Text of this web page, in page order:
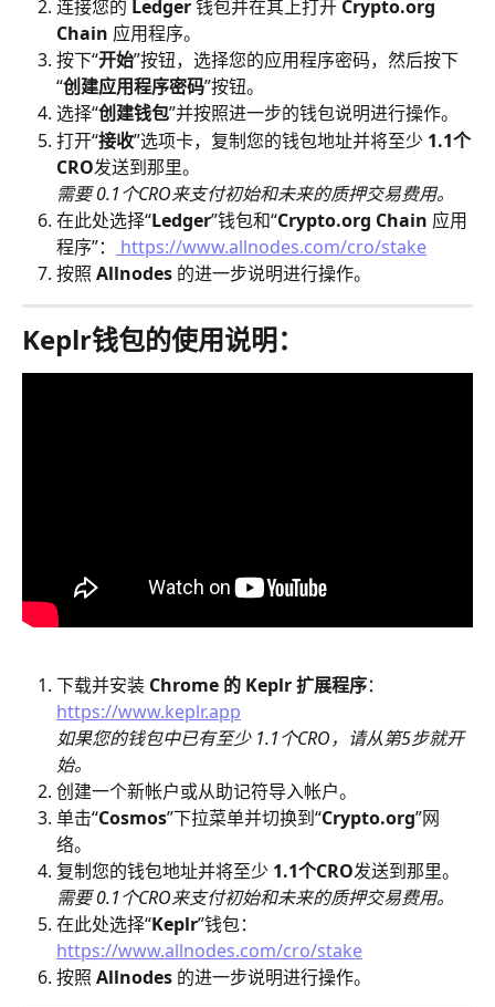
连接您的 Ledger 钱包并在其上打开 Crypto.org
Chain 应用程序。
按下“开始”按钮，选择您的应用程序密码，然后按下
“创建应用程序密码”按钮。
选择“创建钱包”并按照进一步的钱包说明进行操作。
打开“接收”选项卡，复制您的钱包地址并将至少 1.1个
CRO发送到那里。
​需要 0.1个CRO来支付初始和未来的质押交易费用。
在此处选择“Ledger”钱包和“Crypto.org Chain 应用
程序”：
https://www.allnodes.com/cro/stake
按照 Allnodes 的进一步说明进行操作。
Keplr钱包的使用说明：
下载并安装 Chrome 的 Keplr 扩展程序：
https://www.keplr.app
如果您的钱包中已有至少 1.1个CRO，请从第5步就开
始。
创建一个新帐户或从助记符导入帐户。
单击“Cosmos”下拉菜单并切换到“Crypto.org”网
络。
复制您的钱包地址并将至少 1.1个CRO发送到那里。
​需要 0.1个CRO来支付初始和未来的质押交易费用。
在此处选择“Keplr”钱包：
https://www.allnodes.com/cro/stake
按照 Allnodes 的进一步说明进行操作。